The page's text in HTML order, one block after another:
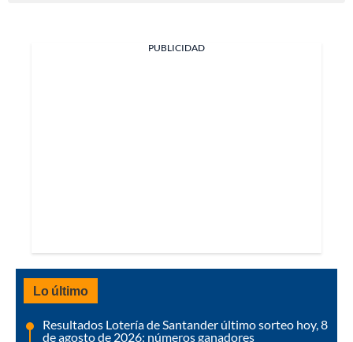
PUBLICIDAD
Lo último
Resultados Lotería de Santander último sorteo hoy, 8
de agosto de 2026: números ganadores